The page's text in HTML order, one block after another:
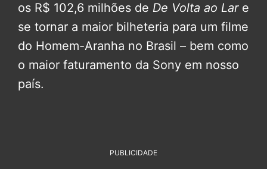
os R$ 102,6 milhões de De Volta ao Lare
se tornar a maior bilheteria para um filme
do Homem-Aranha no Brasil – bem como
o maior faturamento da Sony em nosso
país.
PUBLICIDADE